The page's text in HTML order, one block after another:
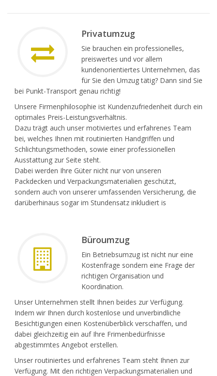
Privatumzug
Sie brauchen ein professionelles,
preiswertes und vor allem
kundenorientiertes Unternehmen, das
für Sie den Umzug tätig? Dann sind Sie
bei Punkt-Transport genau richtig!
Unsere Firmenphilosophie ist Kundenzufriedenheit durch ein
optimales Preis-Leistungsverhältnis.
Dazu trägt auch unser motiviertes und erfahrenes Team
bei, welches Ihnen mit routinierten Handgriffen und
Schlichtungsmethoden, sowie einer professionellen
Ausstattung zur Seite steht.
Dabei werden Ihre Güter nicht nur von unseren
Packdecken und Verpackungsmaterialien geschützt,
sondern auch von unserer umfassenden Versicherung, die
darüberhinaus sogar im Stundensatz inkludiert is
Büroumzug
Ein Betriebsumzug ist nicht nur eine
Kostenfrage sondern eine Frage der
richtigen Organisation und
Koordination.
Unser Unternehmen stellt Ihnen beides zur Verfügung.
Indem wir Ihnen durch kostenlose und unverbindliche
Besichtigungen einen Kostenüberblick verschaffen, und
dabei gleichzeitig ein auf Ihre Frimenbedürfnisse
abgestimmtes Angebot erstellen.
Unser routiniertes und erfahrenes Team steht Ihnen zur
Verfügung. Mit den richtigen Verpackungsmaterialien und